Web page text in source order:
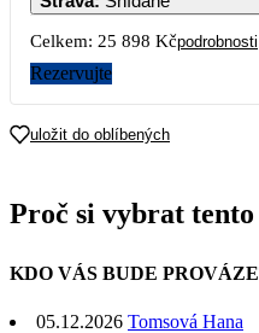
21
Celkem: 25 898 Kčpodrobnosti
Rezervujte
uložit do oblíbených
Proč si vybrat
KDO VÁS BUDE
05.12.2026 Tomsová Hana